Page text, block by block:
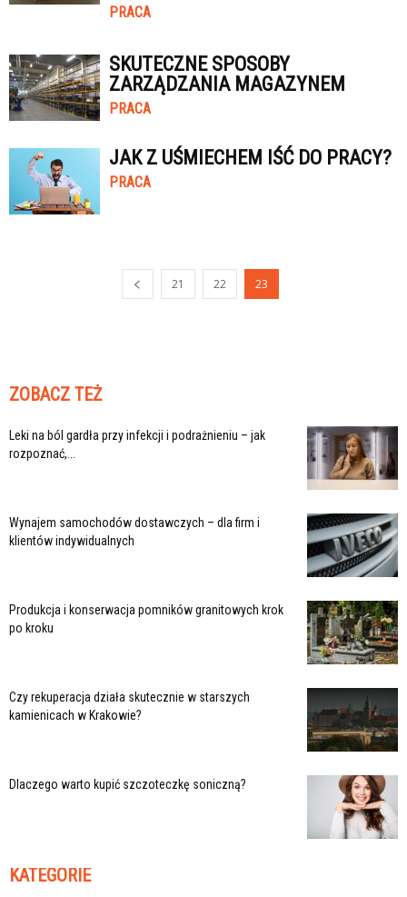
PRACA
SKUTECZNE SPOSOBY
ZARZĄDZANIA MAGAZYNEM
PRACA
JAK Z UŚMIECHEM IŚĆ DO PRACY?
PRACA
21 22 23
ZOBACZ TEŻ
Leki na ból gardła przy infekcji i podrażnieniu – jak
rozpoznać,...
Wynajem samochodów dostawczych – dla firm i
klientów indywidualnych
Produkcja i konserwacja pomników granitowych krok
po kroku
Czy rekuperacja działa skutecznie w starszych
kamienicach w Krakowie?
Dlaczego warto kupić szczoteczkę soniczną?
KATEGORIE